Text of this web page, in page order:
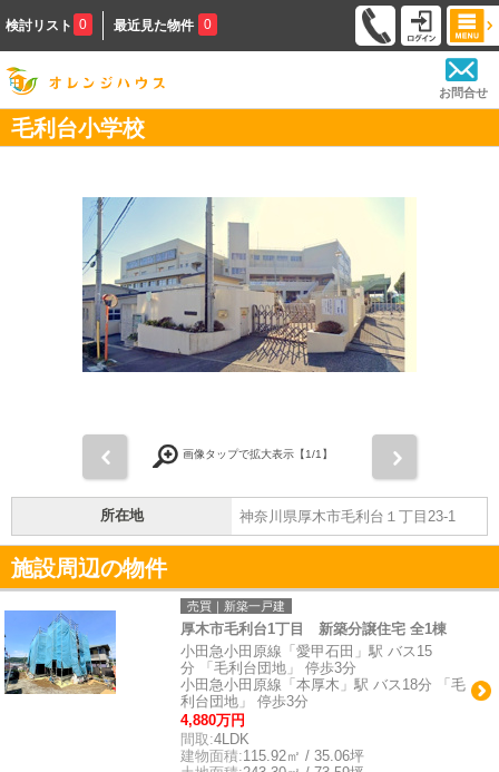
検討リスト 0 最近見た物件 0
お問合せ
毛利台小学校
画像タップで拡大表示【1/1】
所在地 神奈川県厚木市毛利台１丁目23-1
施設周辺の物件
売買｜新築一戸建
厚木市毛利台1丁目 新築分譲住宅 全1棟
小田急小田原線「愛甲石田」駅 バス15
分 「毛利台団地」 停歩3分
小田急小田原線「本厚木」駅 バス18分 「毛
利台団地」 停歩3分
4,880万円
間取:4LDK
建物面積:115.92㎡ / 35.06坪